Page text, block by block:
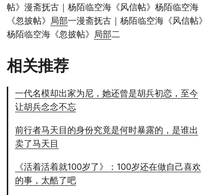
帖》漫斋抚古｜杨陌临空海《风信帖》杨陌临空海
《忽披帖》 局部一漫斋抚古｜杨陌临空海《风信帖》
杨陌临空海《忽披帖》 局部二
相关推荐
一代名模却出家为尼，她还曾是胡兵初恋，至今
让胡兵念念不忘
前行者马天目的身份究竟是何时暴露的，是谁出
卖了马天目
《活着活着就100岁了》：100岁还在做自己喜欢
的事，太酷了吧